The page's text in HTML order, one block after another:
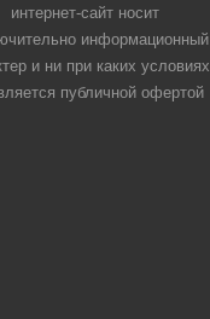
интернет-сайт носит
информационный
и ни при каких условиях
публичной офертой